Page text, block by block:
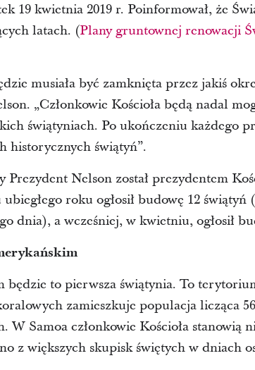
19 kwietnia 2019 r. Poinformował, że
latach. (Plany gruntownej renowacji
musiała być zamknięta przez jakiś
„Członkowie Kościoła będą nadal
świątyniach. Po ukończeniu każdego
historycznych świątyń”.
Prezydent Nelson został prezydentem
roku ogłosił budowę 12
dnia), a wcześniej, w kwietniu, ogłosił
będzie to pierwsza świątynia. To
zamieszkuje populacja licząca
W Samoa członkowie Kościoła
z większych skupisk świętych w dniach